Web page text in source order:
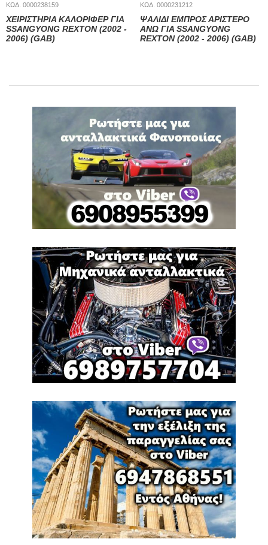
ΚΩΔ. 0000238159
ΧΕΙΡΙΣΤΗΡΙΑ ΚΑΛΟΡΙΦΕΡ ΓΙΑ
SSANGYONG REXTON (2002 -
2006) (GAB)
ΚΩΔ. 0000231212
ΨΑΛΙΔΙ ΕΜΠΡΟΣ ΑΡΙΣΤΕΡΟ
ΑΝΩ ΓΙΑ SSANGYONG
REXTON (2002 - 2006) (GAB)